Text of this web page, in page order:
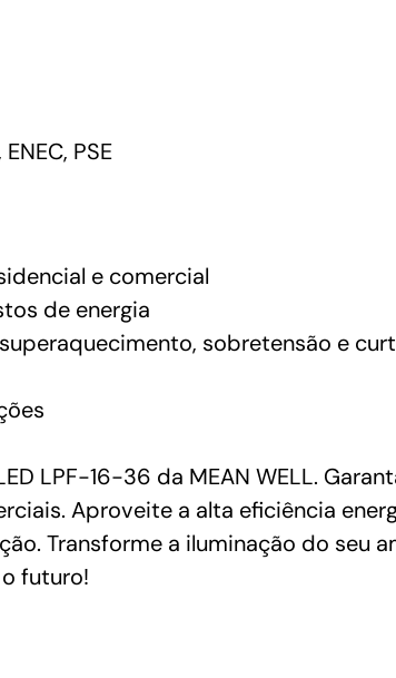
PSE
e comercial
de energia
sobretensão e
LPF-16-36 da MEAN WELL.
Aproveite a alta eficiência
Transforme a iluminação do seu
futuro!